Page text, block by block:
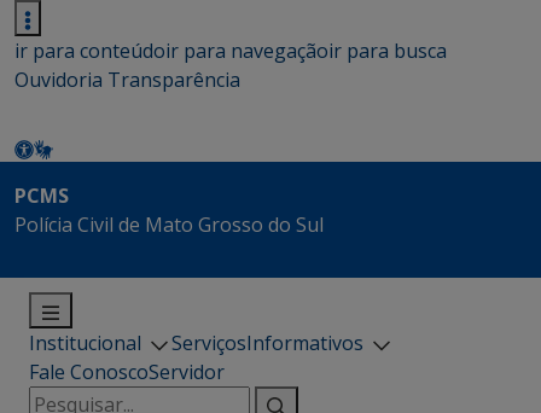
ir para conteúdoir para navegaçãoir para busca
Ouvidoria Transparência
PCMS
Polícia Civil de Mato Grosso do Sul
Institucional ServiçosInformativos
Fale ConoscoServidor
Pesquisar